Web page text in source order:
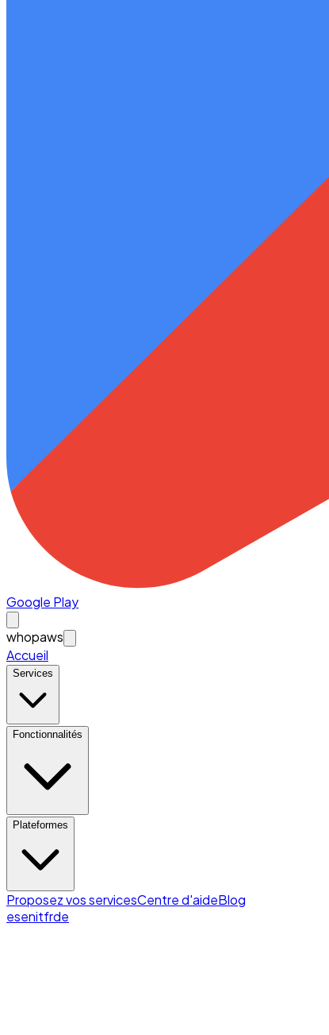
Google Play
whopaws
Accueil
Services
Fonctionnalités
Plateformes
Proposez vos servicesCentre d'aideBlog
esenitfrde